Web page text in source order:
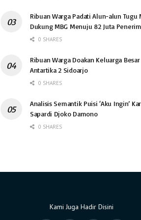
Ribuan Warga Padati Alun-alun Tugu
Dukung MBG Menuju 82 Juta
0 SHARES
Ribuan Warga Doakan Keluarga Besar
Antartika 2 Sidoarjo
0 SHARES
Analisis Semantik Puisi ‘Aku Ingin’
Sapardi Djoko Damono
0 SHARES
Kami Juga Hadir Disini